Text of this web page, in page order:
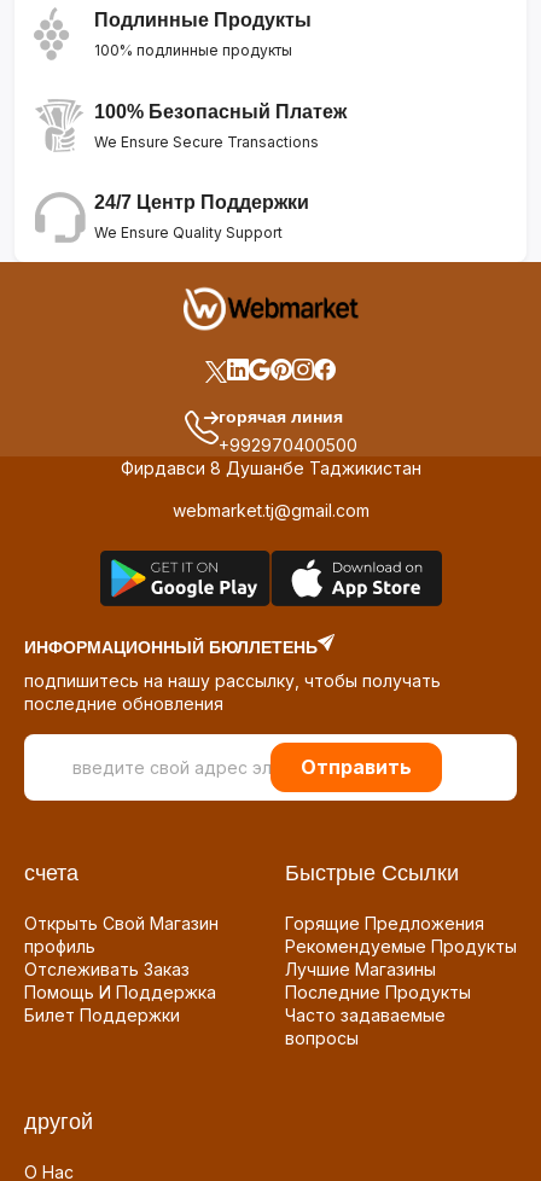
Подлинные Продукты
100% подлинные продукты
100% Безопасный Платеж
We Ensure Secure Transactions
24/7 Центр Поддержки
We Ensure Quality Support
горячая линия
+992970400500
Фирдавси 8 Душанбе Таджикистан
webmarket.tj@gmail.com
ИНФОРМАЦИОННЫЙ БЮЛЛЕТЕНЬ
подпишитесь на нашу рассылку, чтобы получать
последние обновления
Отправить
счета
Открыть Свой Магазин
профиль
Отслеживать Заказ
Помощь И Поддержка
Билет Поддержки
Быстрые Ссылки
Горящие Предложения
Рекомендуемые Продукты
Лучшие Магазины
Последние Продукты
Часто задаваемые
вопросы
другой
О Нас